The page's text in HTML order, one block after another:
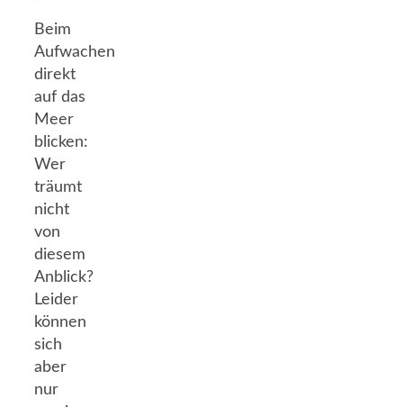
Beim
Aufwachen
direkt
auf das
Meer
blicken:
Wer
träumt
nicht
von
diesem
Anblick?
Leider
können
sich
aber
nur